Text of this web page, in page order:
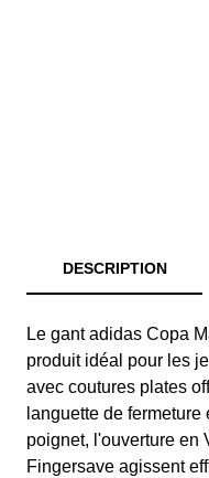
DESCRIPTION
Le gant adidas Copa
produit idéal pour les
avec coutures plates
languette de
poignet, l'ouverture en
Fingersave agissent